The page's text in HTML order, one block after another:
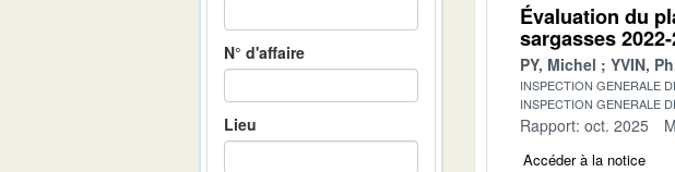
N° d'affaire
Lieu
Évaluation du
sargasses
PY, Michel YVIN,
INSPECTION GENERALE
INSPECTION GENERALE
Rapport: oct. 2025
Accéder à la notice